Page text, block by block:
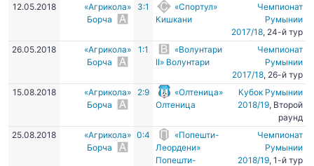
12.05.2018
«Агрикола»
Борча
3:1
«Спортул»
Кишкани
Чемпионат
Румынии
2017/18, 24-й тур
26.05.2018
«Агрикола»
Борча
1:1
«Волунтари
II» Волунтари
Чемпионат
Румынии
2017/18, 26-й тур
15.08.2018
«Агрикола»
Борча
2:9
«Олтеница»
Олтеница
Кубок Румынии
2018/19, Второй
раунд
25.08.2018
«Агрикола»
Борча
0:4
«Попешти-
Леордени»
Попешти-
Чемпионат
Румынии
2018/19, 1-й тур